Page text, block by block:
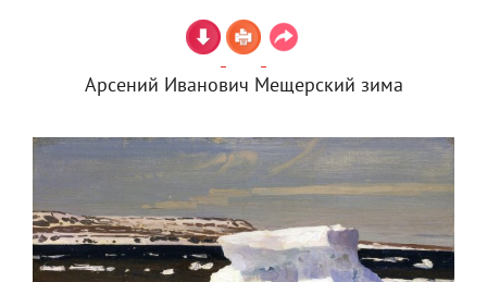
Арсений Иванович Мещерский зима